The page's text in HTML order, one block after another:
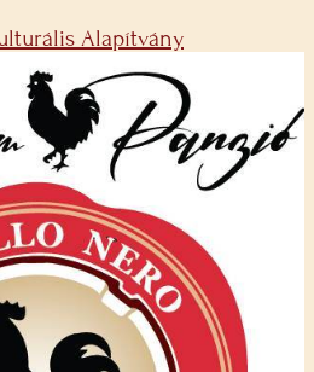
Alapítvány